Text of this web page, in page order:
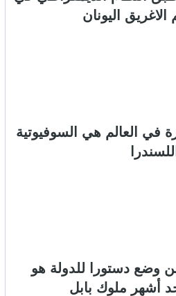
الاغريق اليونان
في العالم هي السوفيوتية
اللسندرا
وضع دستورا للدولة هو
أشهر ملوك بابل